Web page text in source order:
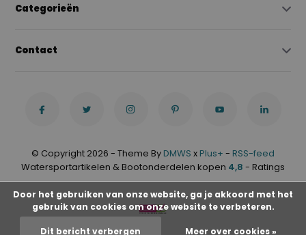
Categorieën
Contact
© Copyright 2026 - Theme By DMWS x Plus+ - RSS-feed
Watersportartikelen & Bootonderdelen kopen 4,8 - Ratings
Door het gebruiken van onze website, ga je akkoord met het
gebruik van cookies om onze website te verbeteren.
Dit bericht verbergen Meer over cookies »